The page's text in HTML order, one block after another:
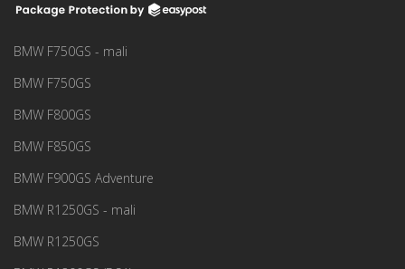
BMW F750GS - mali
BMW F750GS
BMW F800GS
BMW F850GS
BMW F900GS Adventure
BMW R1250GS - mali
BMW R1250GS